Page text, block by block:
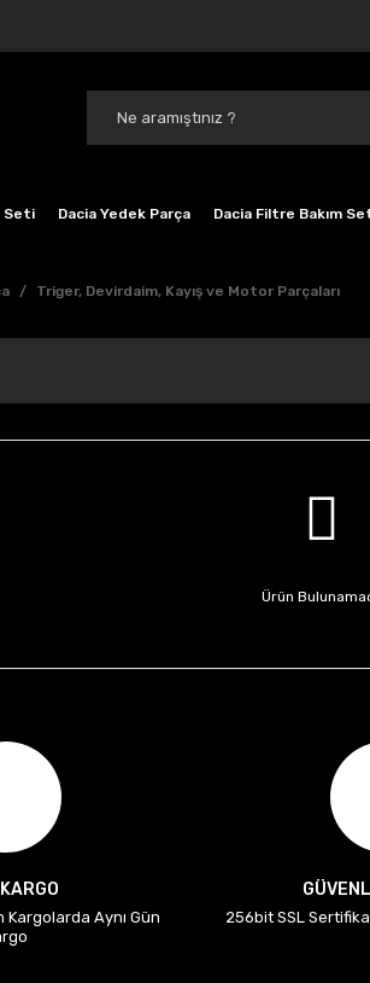
Seti Dacia Yedek Parça Dacia Filtre Bakım
Triger, Devirdaim, Kayış ve Motor Parçaları
Ürün
Aynı Gün
256bit SSL